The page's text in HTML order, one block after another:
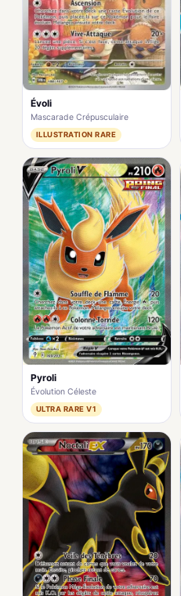
Évoli
Mascarade Crépusculaire
ILLUSTRATION RARE
Pyroli
Évolution Céleste
ULTRA RARE V1